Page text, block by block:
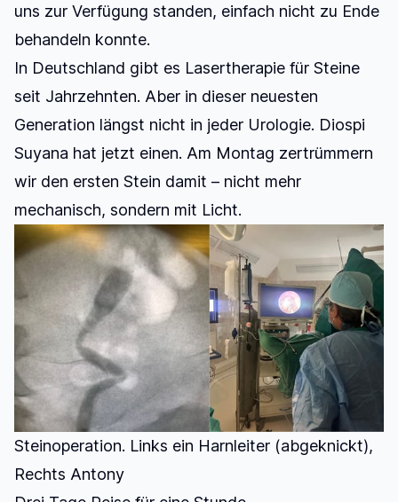
uns zur Verfügung standen, einfach nicht zu Ende
behandeln konnte.
In Deutschland gibt es Lasertherapie für Steine
seit Jahrzehnten. Aber in dieser neuesten
Generation längst nicht in jeder Urologie. Diospi
Suyana hat jetzt einen. Am Montag zertrümmern
wir den ersten Stein damit – nicht mehr
mechanisch, sondern mit Licht.
Steinoperation. Links ein Harnleiter (abgeknickt),
Rechts Antony